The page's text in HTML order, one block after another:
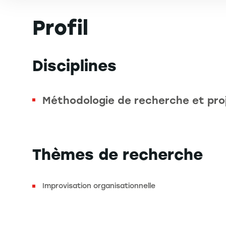
Profil
Disciplines
Méthodologie de recherche et
Thèmes de recherche
Improvisation organisationnelle